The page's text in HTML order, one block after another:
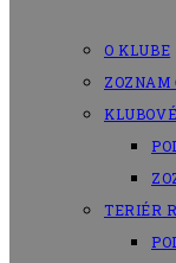
O KLUBE
ZOZNAM
TERIÉR